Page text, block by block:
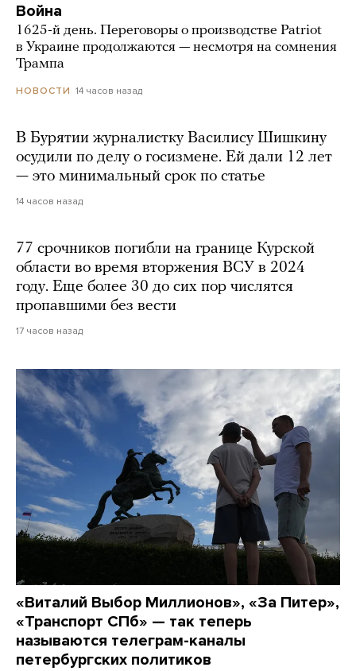
Война
1625-й день. Переговоры о производстве Patriot
в Украине продолжаются — несмотря на сомнения
Трампа
НОВОСТИ 14 часов назад
В Бурятии журналистку Василису Шишкину
осудили по делу о госизмене. Ей дали 12 лет
— это минимальный срок по статье
14 часов назад
77 срочников погибли на границе Курской
области во время вторжения ВСУ в 2024
году. Еще более 30 до сих пор числятся
пропавшими без вести
17 часов назад
«Виталий Выбор Миллионов», «За Питер»,
«Транспорт СПб» — так теперь
называются телеграм-каналы
петербургских политиков